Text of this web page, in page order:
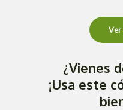
Ver
¿Vienes
¡Usa este